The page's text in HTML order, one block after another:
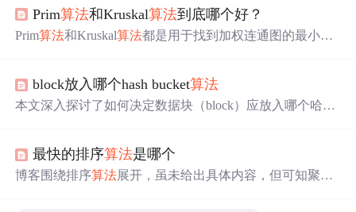
Prim算法和Kruskal算法到底哪个好？
Prim算法和Kruskal算法都是用于找到加权连通图的最小生
成环。Kruskal在效率上优于Prim，因为它只需一次排序。
文章提供了两个算法的Java实现例子，并给出了一道相关
block放入哪个hash bucket算法
本文深入探讨了如何决定数据块（block）应放入哪个哈希
法 的理解，读者将能更好地优化数据存储和检索效率。
最快的排序算法是哪个
博客围绕排序算法展开，虽未给出具体内容，但可知聚焦